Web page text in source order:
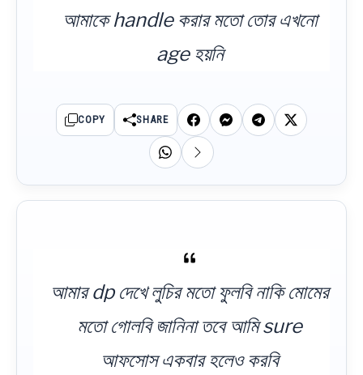
আমাকে handle করার মতো তোর এখনো
age হয়নি
COPY SHARE
আমার dp দেখে লুচির মতো ফুলবি নাকি মোমের
মতো গোলবি জানিনা তবে আমি sure
আফসোস একবার হলেও করবি